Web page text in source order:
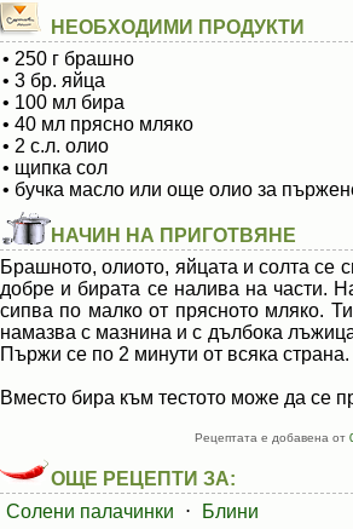
НЕОБХОДИМИ ПРОДУКТИ
• 250 г брашно
• 3 бр. яйца
• 100 мл бира
• 40 мл прясно мляко
• 2 с.л. олио
• щипка сол
• бучка масло или още олио за
НАЧИН НА ПРИГОТВЯНЕ
Брашното, олиото, яйцата и солта се
добре и бирата се налива на части.
сипва по малко от прясното мляко.
намазва с мазнина и с дълбока
Пържи се по 2 минути от всяка страна.
Вместо бира към тестото може да се
Рецептата е добавена от
ОЩЕ РЕЦЕПТИ ЗА:
Солени палачинки
⋅ Блини